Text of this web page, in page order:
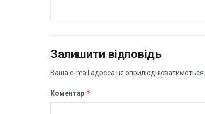
Залишити відповідь
Ваша e-mail адреса не оприлюднюватиметься.
Коментар *